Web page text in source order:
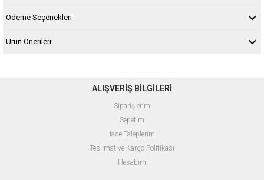
Ödeme Seçenekleri
Ürün Önerileri
ALIŞVERİŞ BİLGİLERİ
Siparişlerim
Sepetim
İade Taleplerim
Teslimat ve Kargo Politikası
Hesabım